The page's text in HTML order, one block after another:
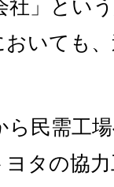
」とい
いても
民需工
タの協